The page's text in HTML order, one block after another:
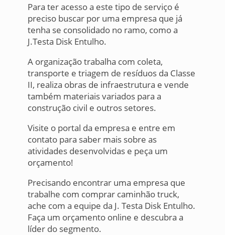
Para ter acesso a este tipo de serviço é
preciso buscar por uma empresa que já
tenha se consolidado no ramo, como a
J.Testa Disk Entulho.
A organização trabalha com coleta,
transporte e triagem de resíduos da Classe
II, realiza obras de infraestrutura e vende
também materiais variados para a
construção civil e outros setores.
Visite o portal da empresa e entre em
contato para saber mais sobre as
atividades desenvolvidas e peça um
orçamento!
Precisando encontrar uma empresa que
trabalhe com comprar caminhão truck,
ache com a equipe da J. Testa Disk Entulho.
Faça um orçamento online e descubra a
líder do segmento.